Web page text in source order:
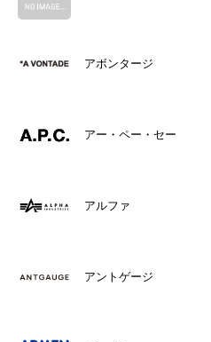
アボンタージ
アー・ペー・セー
アルファ
アントゲージ